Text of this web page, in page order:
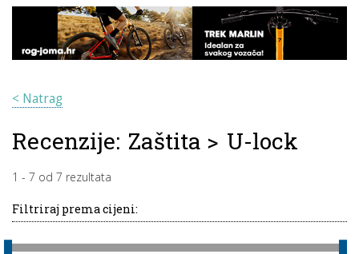
< Natrag
Recenzije: Zaštita > U-lock
1 - 7 od 7 rezultata
Filtriraj prema cijeni: